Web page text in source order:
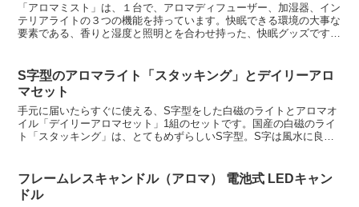
「アロマミスト」は、１台で、アロマディフューザー、加湿器、イン
テリアライトの３つの機能を持っています。快眠できる環境の大事な
要素である、香りと湿度と照明とを合わせ持った、快眠グッズです。
S字型のアロマライト「スタッキング」とデイリーアロ
マセット
手元に届いたらすぐに使える、S字型をした白磁のライトとアロマオ
イル「デイリーアロマセット」1組のセットです。国産の白磁のライ
ト「スタッキング」は、とてもめずらしいS字型。S字は風水に良い
フレームレスキャンドル（アロマ） 電池式 LEDキャン
ドル